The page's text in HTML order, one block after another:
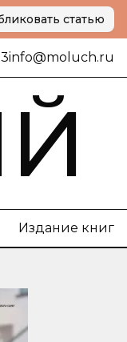
статью
info@moluch.ru
Издание книг